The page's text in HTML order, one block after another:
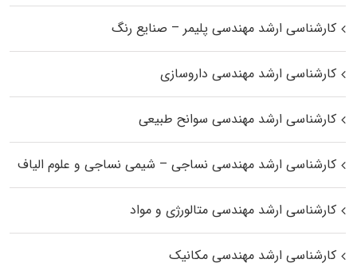
کارشناسی ارشد مهندسی پلیمر – صنایع رنگ
کارشناسی ارشد مهندسی داروسازی
کارشناسی ارشد مهندسی سوانح طبیعی
کارشناسی ارشد مهندسی نساجی – شیمی نساجی و علوم الیاف
کارشناسی ارشد مهندسی متالورژی و مواد
کارشناسی ارشد مهندسی مکانیک